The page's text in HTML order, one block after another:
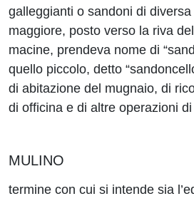
galleggianti o sandoni di diversa
maggiore, posto verso la riva
macine, prendeva nome di
quello piccolo, detto
di abitazione del mugnaio, di
di officina e di altre operazioni
MULINO
termine con cui si intende sia